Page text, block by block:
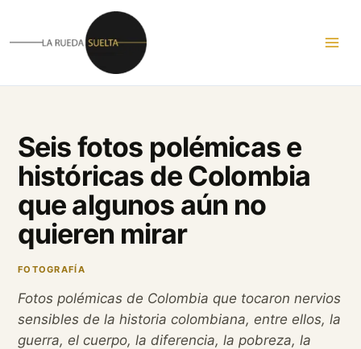
contenido
Seis fotos polémicas e
históricas de Colombia
que algunos aún no
quieren mirar
FOTOGRAFÍA
Fotos polémicas de Colombia que tocaron nervios
sensibles de la historia colombiana, entre ellos, la
guerra, el cuerpo, la diferencia, la pobreza, la